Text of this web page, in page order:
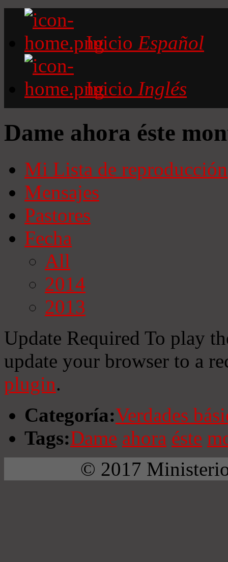
Inicio Español
Inicio Inglés
Dame ahora éste
Mi Lista de reproducción
Mensajes
Pastores
Fecha
All
2014
2013
Update Required To play
update your browser to a
plugin.
Categoría:Verdades
Tags:Dame ahora éste
© 2017